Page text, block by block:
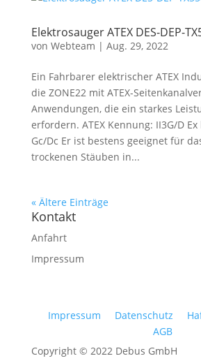
Elektrosauger ATEX DES-DEP-
von Webteam | Aug. 29, 2022
Ein Fahrbarer elektrischer ATEX
die ZONE22 mit ATEX-
Anwendungen, die ein starkes
erfordern. ATEX Kennung: II3G/D Ex
Gc/Dc Er ist bestens geeignet für
trockenen Stäuben in...
« Ältere Einträge
Kontakt
Anfahrt
Impressum
Impressum Datenschutz
AGB
Copyright © 2022 Debus GmbH